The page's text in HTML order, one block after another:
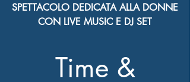
SPETTACOLO DEDICATA ALLA DONNE
CON LIVE MUSIC E DJ SET
Time &